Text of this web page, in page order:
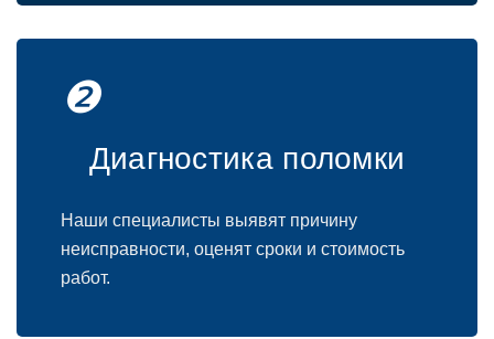
❷
Диагностика поломки
Наши специалисты выявят причину
неисправности, оценят сроки и стоимость
работ.